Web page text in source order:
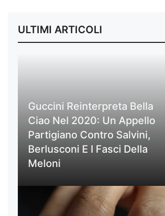
ULTIMI ARTICOLI
Guccini Reinterpreta Bella
Ciao Nel 2020: Un Appello
Partigiano Contro Salvini,
Berlusconi E I Fasci Della
Meloni